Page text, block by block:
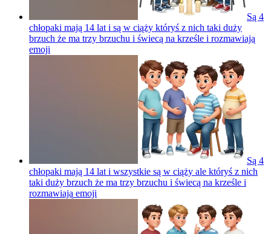
Są 4
chłopaki mają 14 lat i są w ciąży któryś z nich taki duży
brzuch że ma trzy brzuchu i świecą na krześle i rozmawiają
emoji
Są 4
chłopaki mają 14 lat i wszystkie są w ciąży ale któryś z nich
taki duży brzuch że ma trzy brzuchu i świecą na krześle i
rozmawiają emoji